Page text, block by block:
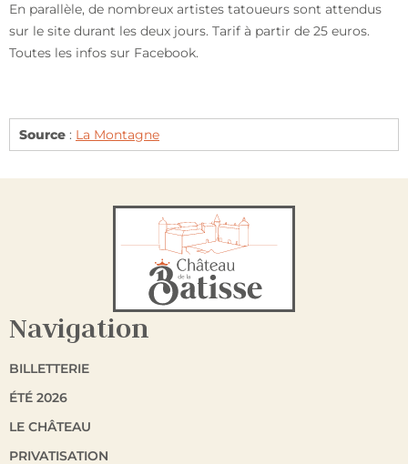
En parallèle, de nombreux artistes tatoueurs sont attendus
sur le site durant les deux jours. Tarif à partir de 25 euros.
Toutes les infos sur Facebook.
Source : La Montagne
Navigation
BILLETTERIE
ÉTÉ 2026
LE CHÂTEAU
PRIVATISATION